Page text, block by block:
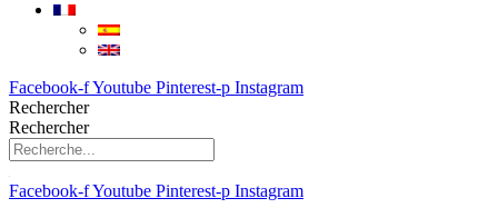
Facebook-fYoutube Pinterest-p Instagram
Rechercher
Rechercher
Facebook-fYoutube Pinterest-p Instagram